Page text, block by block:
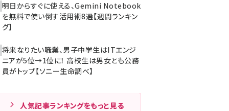
明日からすぐに使える、Gemini Notebook
を無料で使い倒す活用術8選【週間ランキン
グ】
将来なりたい職業、男子中学生はITエンジ
ニアが5位→1位に！ 高校生は男女とも公務
員がトップ【ソニー生命調べ】
人気記事ランキングをもっと見る